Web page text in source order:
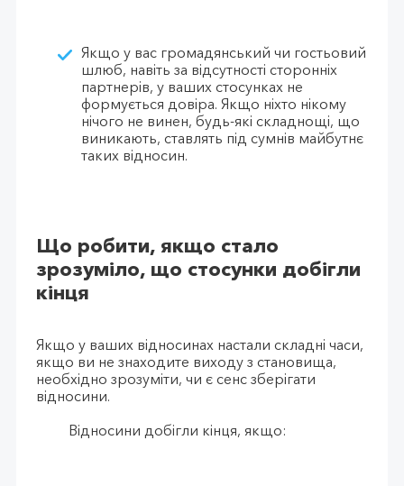
Якщо у вас громадянський чи гостьовий
шлюб, навіть за відсутності сторонніх
партнерів, у ваших стосунках не
формується довіра. Якщо ніхто нікому
нічого не винен, будь-які складнощі, що
виникають, ставлять під сумнів майбутнє
таких відносин.
Що робити, якщо стало
зрозуміло, що стосунки добігли
кінця
Якщо у ваших відносинах настали складні часи,
якщо ви не знаходите виходу з становища,
необхідно зрозуміти, чи є сенс зберігати
відносини.
Відносини добігли кінця, якщо: